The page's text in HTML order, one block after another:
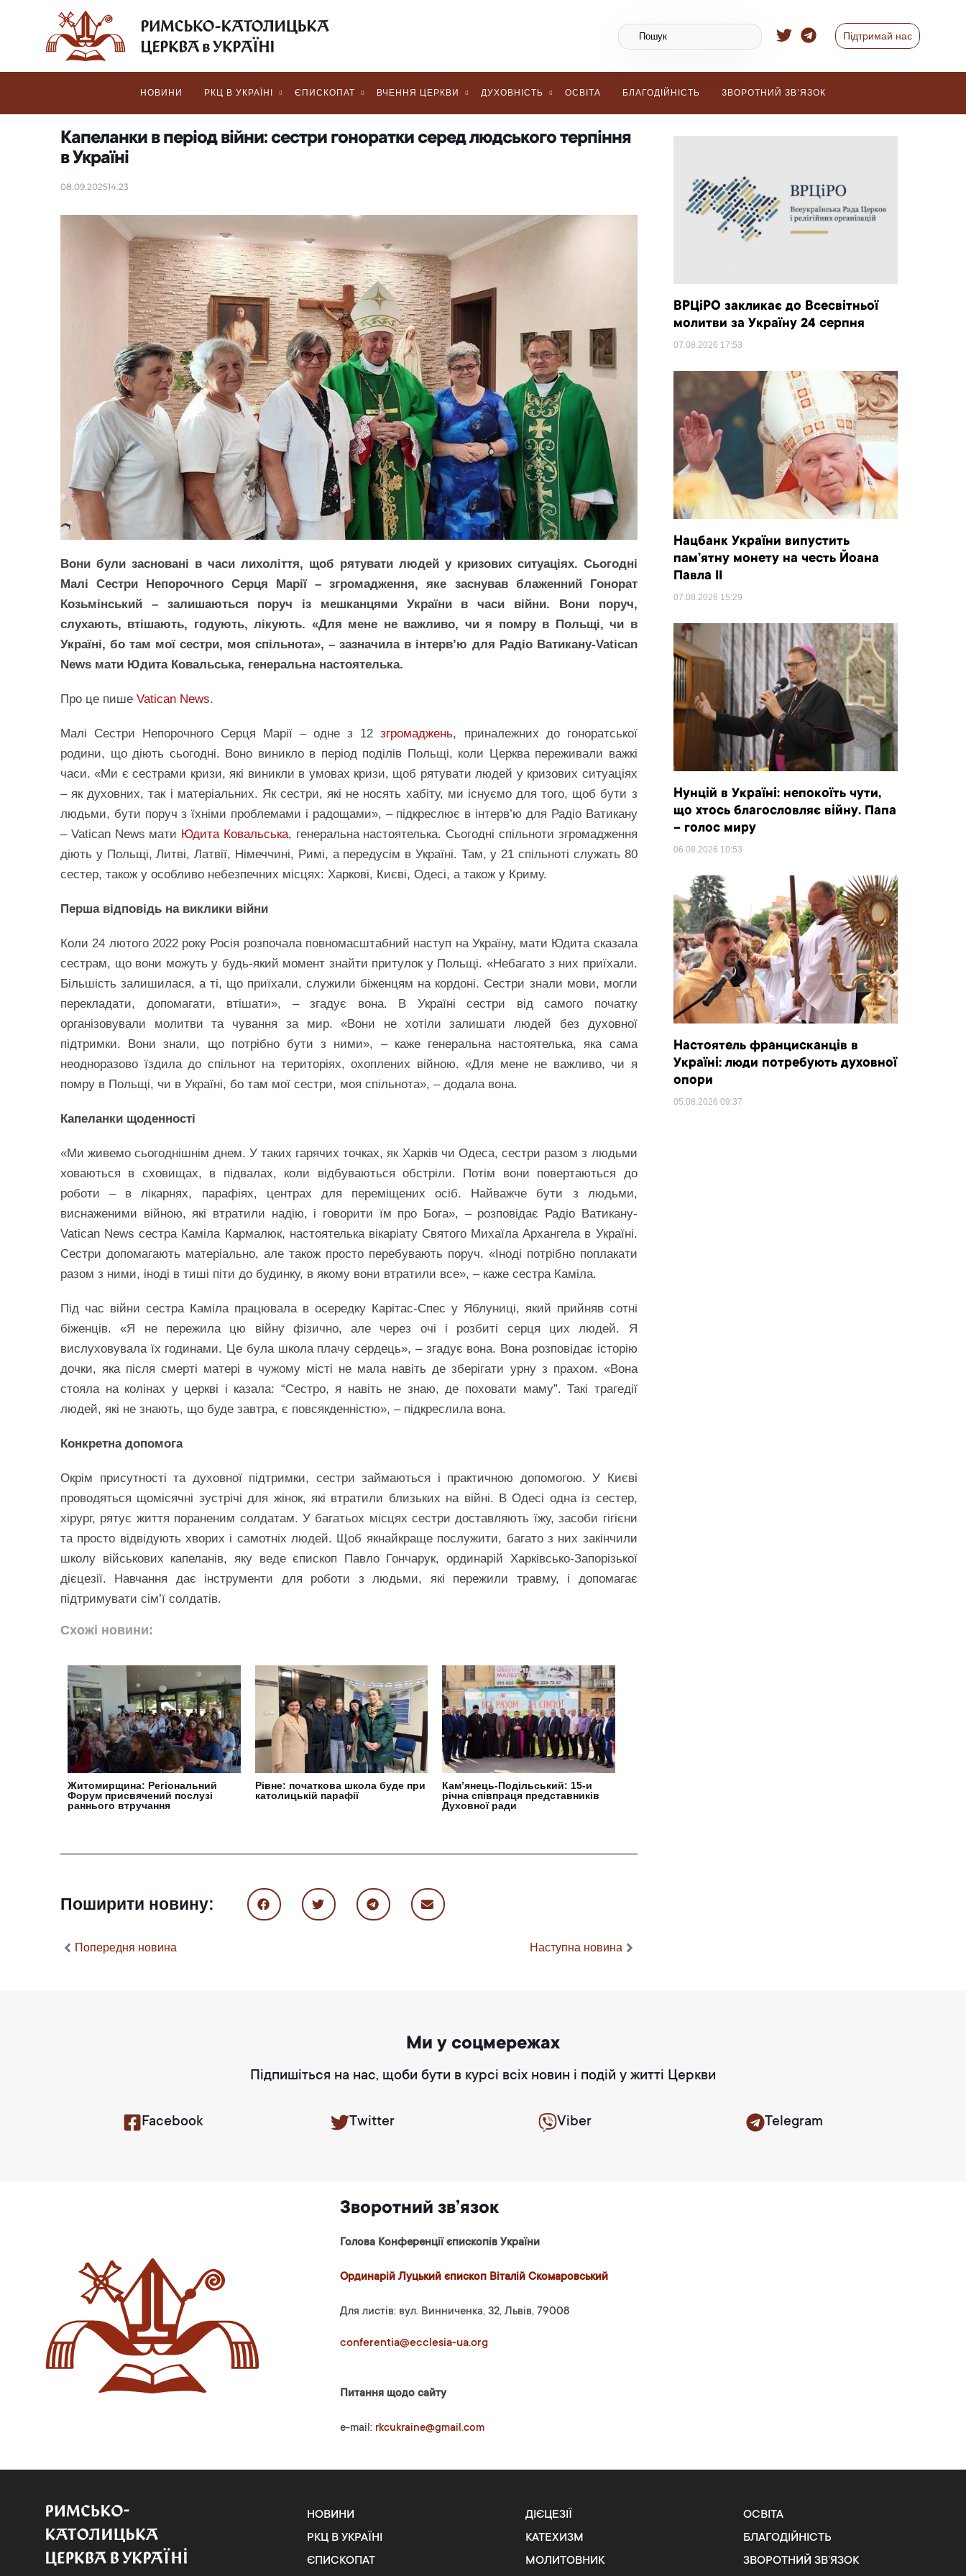
Підтримай нас
НОВИНИ РКЦ В УКРАЇНІ ЄПИСКОПАТ ВЧЕННЯ ЦЕРКВИ ДУХОВНІСТЬ ОСВІТА БЛАГОДІЙНІСТЬ ЗВОРОТНИЙ ЗВ’ЯЗОК
Капеланки в період війни: сестри гоноратки серед людського терпіння
в Україні
08.09.202514:23
Вони були засновані в часи лихоліття, щоб рятувати людей у кризових ситуаціях. Сьогодні
Малі Сестри Непорочного Серця Марії – згромадження, яке заснував блаженний Гонорат
Козьмінський – залишаються поруч із мешканцями України в часи війни. Вони поруч,
слухають, втішають, годують, лікують. «Для мене не важливо, чи я помру в Польщі, чи в
Україні, бо там мої сестри, моя спільнота», – зазначила в інтерв’ю для Радіо Ватикану-Vatican
News мати Юдита Ковальська, генеральна настоятелька.
Про це пише Vatican News.
Малі Сестри Непорочного Серця Марії – одне з 12згромаджень, приналежних до гоноратської
родини, що діють сьогодні. Воно виникло в період поділів Польщі, коли Церква переживали важкі
часи. «Ми є сестрами кризи, які виникли в умовах кризи, щоб рятувати людей у кризових ситуаціях
– як духовних, так і матеріальних. Як сестри, які не носять хабіту, ми існуємо для того, щоб бути з
людьми, бути поруч з їхніми проблемами і радощами», – підкреслює в інтерв’ю для Радіо Ватикану
– Vatican News мати Юдита Ковальська, генеральна настоятелька. Сьогодні спільноти згромадження
діють у Польщі, Литві, Латвії, Німеччині, Римі, а передусім в Україні. Там, у 21 спільноті служать 80
сестер, також у особливо небезпечних місцях: Харкові, Києві, Одесі, а також у Криму.
Перша відповідь на виклики війни
Коли 24 лютого 2022 року Росія розпочала повномасштабний наступ на Україну, мати Юдита сказала
сестрам, що вони можуть у будь-який момент знайти притулок у Польщі. «Небагато з них приїхали.
Більшість залишилася, а ті, що приїхали, служили біженцям на кордоні. Сестри знали мови, могли
перекладати, допомагати, втішати», – згадує вона. В Україні сестри від самого початку
організовували молитви та чування за мир. «Вони не хотіли залишати людей без духовної
підтримки. Вони знали, що потрібно бути з ними», – каже генеральна настоятелька, яка сама
неодноразово їздила до спільнот на територіях, охоплених війною. «Для мене не важливо, чи я
помру в Польщі, чи в Україні, бо там мої сестри, моя спільнота», – додала вона.
Капеланки щоденності
«Ми живемо сьогоднішнім днем. У таких гарячих точках, як Харків чи Одеса, сестри разом з людьми
ховаються в сховищах, в підвалах, коли відбуваються обстріли. Потім вони повертаються до
роботи – в лікарнях, парафіях, центрах для переміщених осіб. Найважче бути з людьми,
виснаженими війною, які втратили надію, і говорити їм про Бога», – розповідає Радіо Ватикану-
Vatican News сестра Каміла Кармалюк, настоятелька вікаріату Святого Михаїла Архангела в Україні.
Сестри допомагають матеріально, але також просто перебувають поруч. «Іноді потрібно поплакати
разом з ними, іноді в тиші піти до будинку, в якому вони втратили все», – каже сестра Каміла.
Під час війни сестра Каміла працювала в осередку Карітас-Спес у Яблуниці, який прийняв сотні
біженців. «Я не пережила цю війну фізично, але через очі і розбиті серця цих людей. Я
вислуховувала їх годинами. Це була школа плачу сердець», – згадує вона. Вона розповідає історію
дочки, яка після смерті матері в чужому місті не мала навіть де зберігати урну з прахом. «Вона
стояла на колінах у церкві і казала: “Сестро, я навіть не знаю, де поховати маму”. Такі трагедії
людей, які не знають, що буде завтра, є повсякденністю», – підкреслила вона.
Конкретна допомога
Окрім присутності та духовної підтримки, сестри займаються і практичною допомогою. У Києві
проводяться щомісячні зустрічі для жінок, які втратили близьких на війні. В Одесі одна із сестер,
хірург, рятує життя пораненим солдатам. У багатьох місцях сестри доставляють їжу, засоби гігієни
та просто відвідують хворих і самотніх людей. Щоб якнайкраще послужити, багато з них закінчили
школу військових капеланів, яку веде єпископ Павло Гончарук, ординарій Харківсько-Запорізької
дієцезії. Навчання дає інструменти для роботи з людьми, які пережили травму, і допомагає
підтримувати сім’ї солдатів.
Схожі новини:
Житомирщина: Регіональний
Форум присвячений послузі
раннього втручання
Рівне: початкова школа буде при
католицькій парафії
Кам’янець-Подільський: 15-и
річна співпраця представників
Духовної ради
Поширити новину:
Попередня новина Наступна новина
ВРЦіРО закликає до Всесвітньої
молитви за Україну 24 серпня
07.08.2026 17:53
Нацбанк України випустить
пам’ятну монету на честь Йоана
Павла II
07.08.2026 15:29
Нунцій в Україні: непокоїть чути,
що хтось благословляє війну. Папа
– голос миру
06.08.2026 10:53
Настоятель францисканців в
Україні: люди потребують духовної
опори
05.08.2026 09:37
Ми у соцмережах
Підпишіться на нас, щоби бути в курсі всіх новин і подій у житті Церкви
Facebook Twitter Viber Telegram
Зворотний зв’язок
Голова Конференції єпископів України
Ординарій Луцький єпископ Віталій Скомаровський
Для листів: вул. Винниченка, 32, Львів, 79008
conferentia@ecclesia-ua.org
Питання щодо сайту
e-mail: rkcukraine@gmail.com
НОВИНИ
РКЦ В УКРАЇНІ
ЄПИСКОПАТ
ДІЄЦЕЗІЇ
КАТЕХИЗМ
МОЛИТОВНИК
ОСВІТА
БЛАГОДІЙНІСТЬ
ЗВОРОТНИЙ ЗВ’ЯЗОК